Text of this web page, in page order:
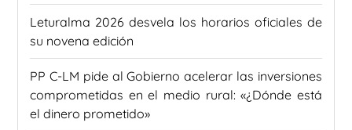
Leturalma 2026 desvela los horarios oficiales de
su novena edición
PP C-LM pide al Gobierno acelerar las inversiones
comprometidas en el medio rural: «¿Dónde está
el dinero prometido»